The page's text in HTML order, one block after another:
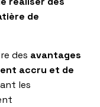
de
des avantages
accru et de
les